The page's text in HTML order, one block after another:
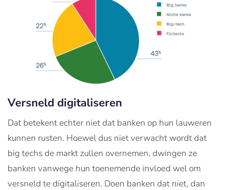
Versneld digitaliseren
Dat betekent echter niet dat banken op hun lauweren
kunnen rusten. Hoewel dus niet verwacht wordt dat
big techs de markt zullen overnemen, dwingen ze
banken vanwege hun toenemende invloed wel om
versneld te digitaliseren. Doen banken dat niet, dan